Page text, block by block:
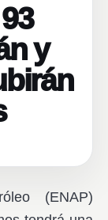
y
(ENAP)